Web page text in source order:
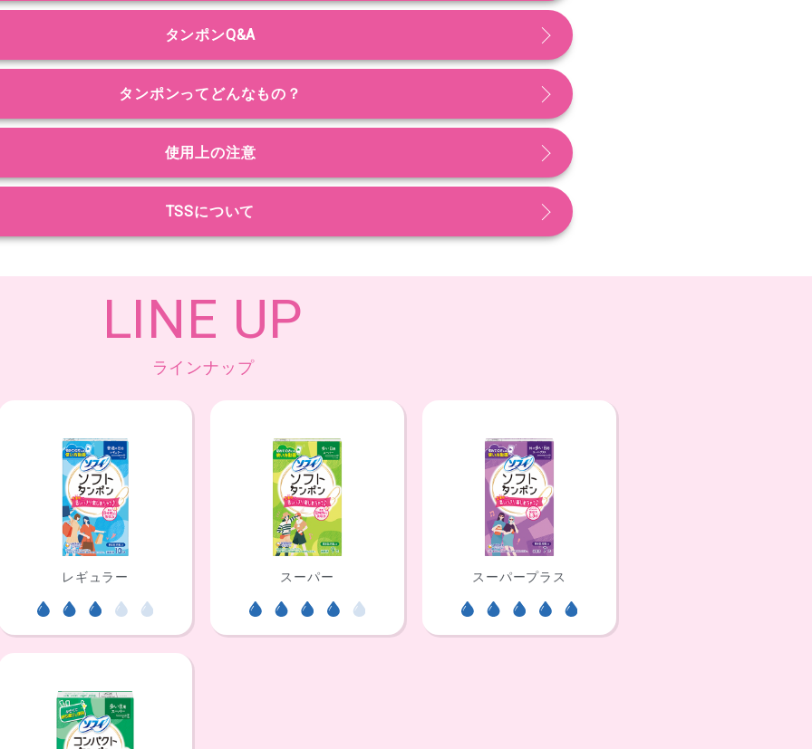
タンポンQ&A
タンポンってどんなもの？
使用上の注意
TSSについて
LINE UP
ラインナップ
レギュラー スーパー スーパープラス